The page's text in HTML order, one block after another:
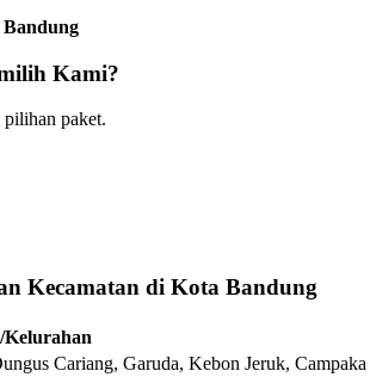
Bandung
Kami?
pilihan paket.
Kecamatan di Kota Bandung
Cariang, Garuda, Kebon Jeruk, Campaka